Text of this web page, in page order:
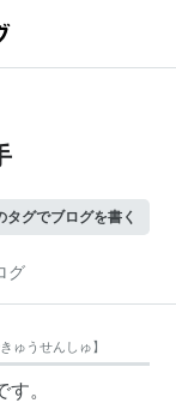
タグでブログを書く
グ
ゅうせんしゅ】
。